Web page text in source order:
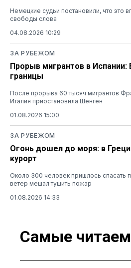
Немецкие судьи постановили, что это
свободы слова
04.08.2026 10:29
ЗА РУБЕЖОМ
Прорыв мигрантов в Испании:
границы
После прорыва 60 тысяч мигрантов
Италия приостановила Шенген
01.08.2026 15:00
ЗА РУБЕЖОМ
Огонь дошел до моря: в
курорт
Около 300 человек пришлось спасать
ветер мешал тушить пожар
01.08.2026 14:33
Самые